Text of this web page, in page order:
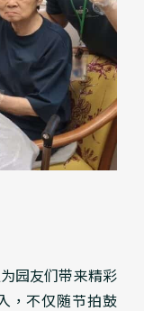
园友们带来精彩
，不仅随节拍鼓